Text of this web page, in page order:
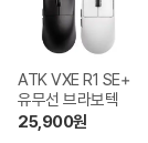
ATK VXE R1 SE+
유무선 브라보텍
25,900원